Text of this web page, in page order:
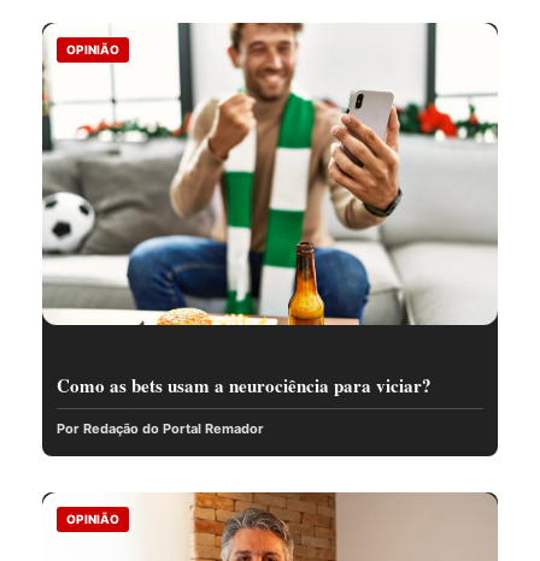
OPINIÃO
Como as bets usam a neurociência para viciar?
Por Redação do Portal Remador
OPINIÃO